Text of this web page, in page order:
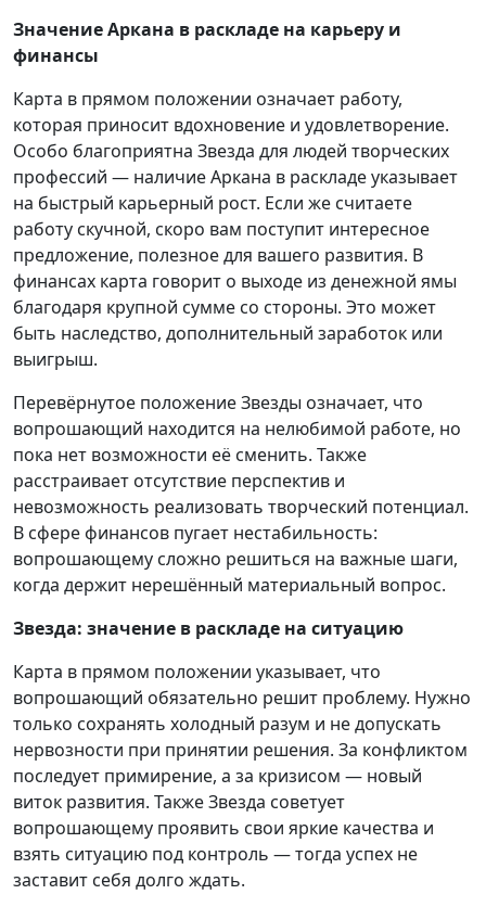
Значение Аркана в раскладе на карьеру и
финансы
Карта в прямом положении означает работу,
которая приносит вдохновение и удовлетворение.
Особо благоприятна Звезда для людей творческих
профессий — наличие Аркана в раскладе указывает
на быстрый карьерный рост. Если же считаете
работу скучной, скоро вам поступит интересное
предложение, полезное для вашего развития. В
финансах карта говорит о выходе из денежной ямы
благодаря крупной сумме со стороны. Это может
быть наследство, дополнительный заработок или
выигрыш.
Перевёрнутое положение Звезды означает, что
вопрошающий находится на нелюбимой работе, но
пока нет возможности её сменить. Также
расстраивает отсутствие перспектив и
невозможность реализовать творческий потенциал.
В сфере финансов пугает нестабильность:
вопрошающему сложно решиться на важные шаги,
когда держит нерешённый материальный вопрос.
Звезда: значение в раскладе на ситуацию
Карта в прямом положении указывает, что
вопрошающий обязательно решит проблему. Нужно
только сохранять холодный разум и не допускать
нервозности при принятии решения. За конфликтом
последует примирение, а за кризисом — новый
виток развития. Также Звезда советует
вопрошающему проявить свои яркие качества и
взять ситуацию под контроль — тогда успех не
заставит себя долго ждать.